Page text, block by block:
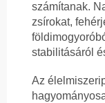
számítanak.
zsírokat,
stabilitásáról
Az